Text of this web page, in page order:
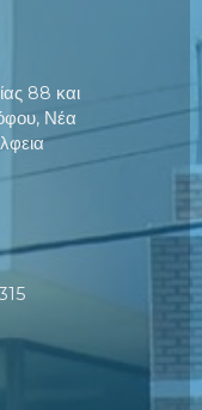
88 και
Νέα